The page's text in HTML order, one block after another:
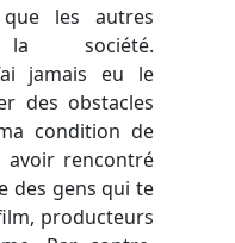
les autres
société.
jamais eu le
des obstacles
condition de
avoir rencontré
des gens qui te
producteurs